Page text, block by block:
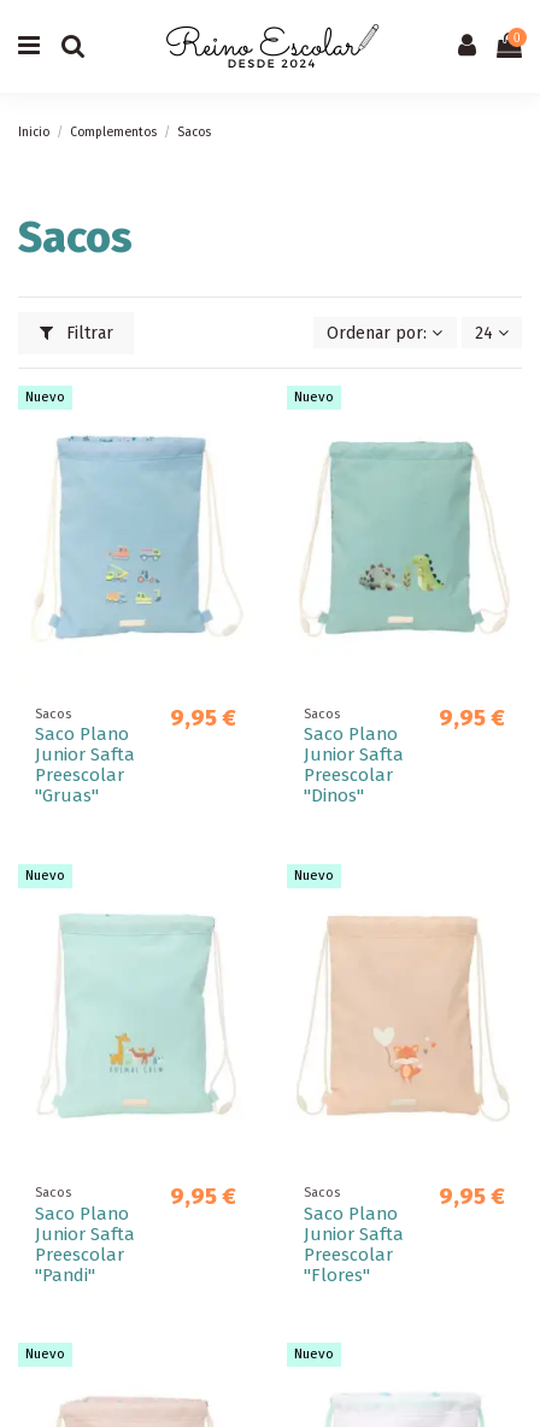
0
Inicio Complementos Sacos
Sacos
Filtrar Ordenar por: 24
Nuevo
Sacos
Saco Plano
Junior Safta
Preescolar
"Gruas"
9,95 €
Nuevo
Sacos
Saco Plano
Junior Safta
Preescolar
"Dinos"
9,95 €
Nuevo
Sacos
Saco Plano
Junior Safta
Preescolar
"Pandi"
9,95 €
Nuevo
Sacos
Saco Plano
Junior Safta
Preescolar
"Flores"
9,95 €
Nuevo Nuevo